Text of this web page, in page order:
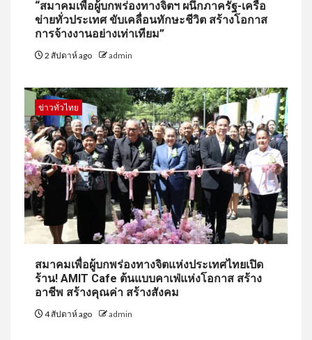
“สมาคมเพื่อผู้บกพร่องทางจิตฯ ผนึกภาครัฐ-เครือ
ข่ายทั่วประเทศ ขับเคลื่อนทักษะชีวิต สร้างโอกาส
การจ้างงานอย่างเท่าเทียม”
2 สัปดาห์ ago admin
ข่าวทั่วไทย
สมาคมเพื่อผู้บกพร่องทางจิตแห่งประเทศไทยเปิด
ร้าน! AMIT Cafe ต้นแบบคาเฟ่แห่งโอกาส สร้าง
อาชีพ สร้างคุณค่า สร้างสังคม
4 สัปดาห์ ago admin